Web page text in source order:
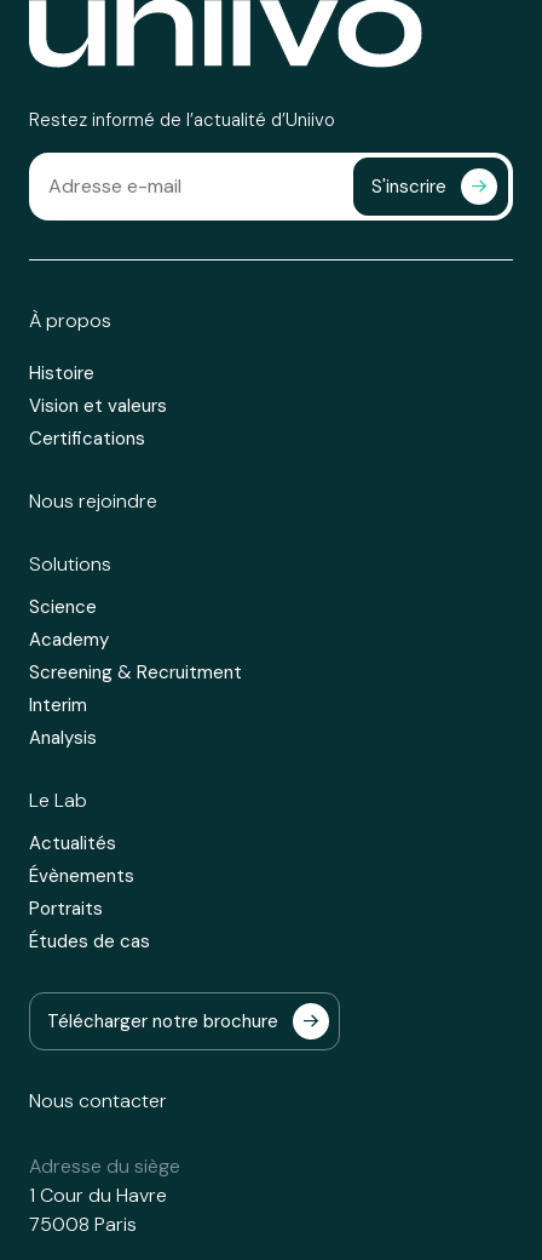
Restez informé de l’actualité d’Uniivo
S'inscrire
À propos
Histoire
Vision et valeurs
Certifications
Nous rejoindre
Solutions
Science
Academy
Screening & Recruitment
Interim
Analysis
Le Lab
Actualités
Évènements
Portraits
Études de cas
Télécharger notre brochure
Nous contacter
Adresse du siège
1 Cour du Havre
75008 Paris